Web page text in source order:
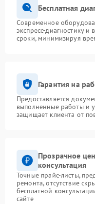
Бесплатная
Современное
экспресс-диагностику и
сроки, минимизируя
Гарантия на
Предоставляется
выполненные работы и
защищает клиента от
Прозрачное
консультация
Точные прайс-листы,
ремонта, отсутствие
бесплатной
сайте